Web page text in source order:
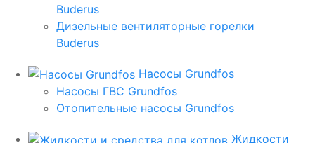
Buderus
Дизельные вентиляторные горелки
Buderus
Насосы Grundfos
Насосы ГВС Grundfos
Отопительные насосы Grundfos
Жидкости